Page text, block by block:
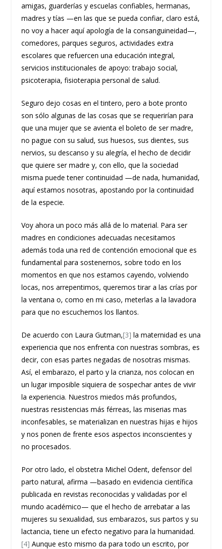
amigas, guarderías y escuelas confiables, hermanas,
madres y tías —en las que se pueda confiar, claro está,
no voy a hacer aquí apología de la consanguineidad—,
comedores, parques seguros, actividades extra
escolares que refuercen una educación integral,
servicios institucionales de apoyo: trabajo social,
psicoterapia, fisioterapia personal de salud.
Seguro dejo cosas en el tintero, pero a bote pronto
son sólo algunas de las cosas que se requerirían para
que una mujer que se avienta el boleto de ser madre,
no pague con su salud, sus huesos, sus dientes, sus
nervios, su descanso y su alegría, el hecho de decidir
que quiere ser madre y, con ello, que la sociedad
misma puede tener continuidad —de nada, humanidad,
aquí estamos nosotras, apostando por la continuidad
de la especie.
Voy ahora un poco más allá de lo material. Para ser
madres en condiciones adecuadas necesitamos
además toda una red de contención emocional que es
fundamental para sostenernos, sobre todo en los
momentos en que nos estamos cayendo, volviendo
locas, nos arrepentimos, queremos tirar a las crías por
la ventana o, como en mi caso, meterlas a la lavadora
para que no escuchemos los llantos.
De acuerdo con Laura Gutman,[3] la maternidad es una
experiencia que nos enfrenta con nuestras sombras, es
decir, con esas partes negadas de nosotras mismas.
Así, el embarazo, el parto y la crianza, nos colocan en
un lugar imposible siquiera de sospechar antes de vivir
la experiencia. Nuestros miedos más profundos,
nuestras resistencias más férreas, las miserias mas
inconfesables, se materializan en nuestras hijas e hijos
y nos ponen de frente esos aspectos inconscientes y
no procesados.
Por otro lado, el obstetra Michel Odent, defensor del
parto natural, afirma —basado en evidencia científica
publicada en revistas reconocidas y validadas por el
mundo académico— que el hecho de arrebatar a las
mujeres su sexualidad, sus embarazos, sus partos y su
lactancia, tiene un efecto negativo para la humanidad.
[4] Aunque esto mismo da para todo un escrito, por